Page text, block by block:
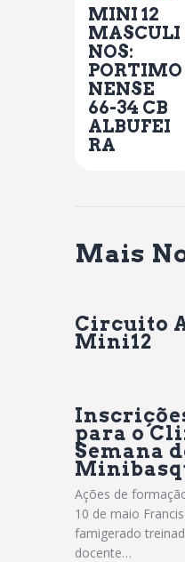
MINI 12
MASCULI
NOS:
PORTIMO
NENSE
66-34 CB
ALBUFEI
RA
Mais
Circuito
Mini12
para o
Semana
Ações de
10 de maio
famigerado
docente…